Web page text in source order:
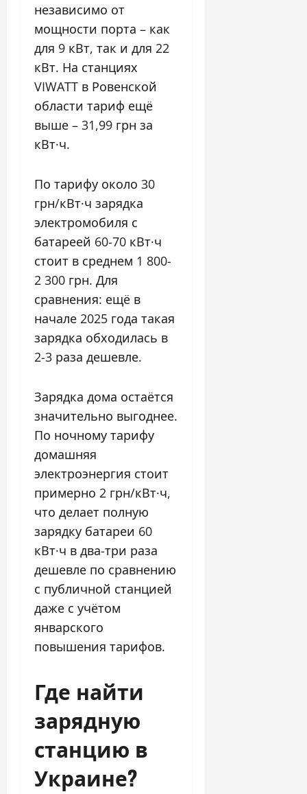
независимо от
мощности порта – как
для 9 кВт, так и для 22
кВт. На станциях
VIWATT в Ровенской
области тариф ещё
выше – 31,99 грн за
кВт·ч.
По тарифу около 30
грн/кВт·ч зарядка
электромобиля с
батареей 60-70 кВт·ч
стоит в среднем 1 800-
2 300 грн. Для
сравнения: ещё в
начале 2025 года такая
зарядка обходилась в
2-3 раза дешевле.
Зарядка дома остаётся
значительно выгоднее.
По ночному тарифу
домашняя
электроэнергия стоит
примерно 2 грн/кВт·ч,
что делает полную
зарядку батареи 60
кВт·ч в два-три раза
дешевле по сравнению
с публичной станцией
даже с учётом
январского
повышения тарифов.
Где найти
зарядную
станцию в
Украине?